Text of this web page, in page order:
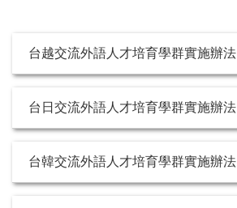
台越交流外語人才培育學群實施辦法
台日交流外語人才培育學群實施辦法
台韓交流外語人才培育學群實施辦法